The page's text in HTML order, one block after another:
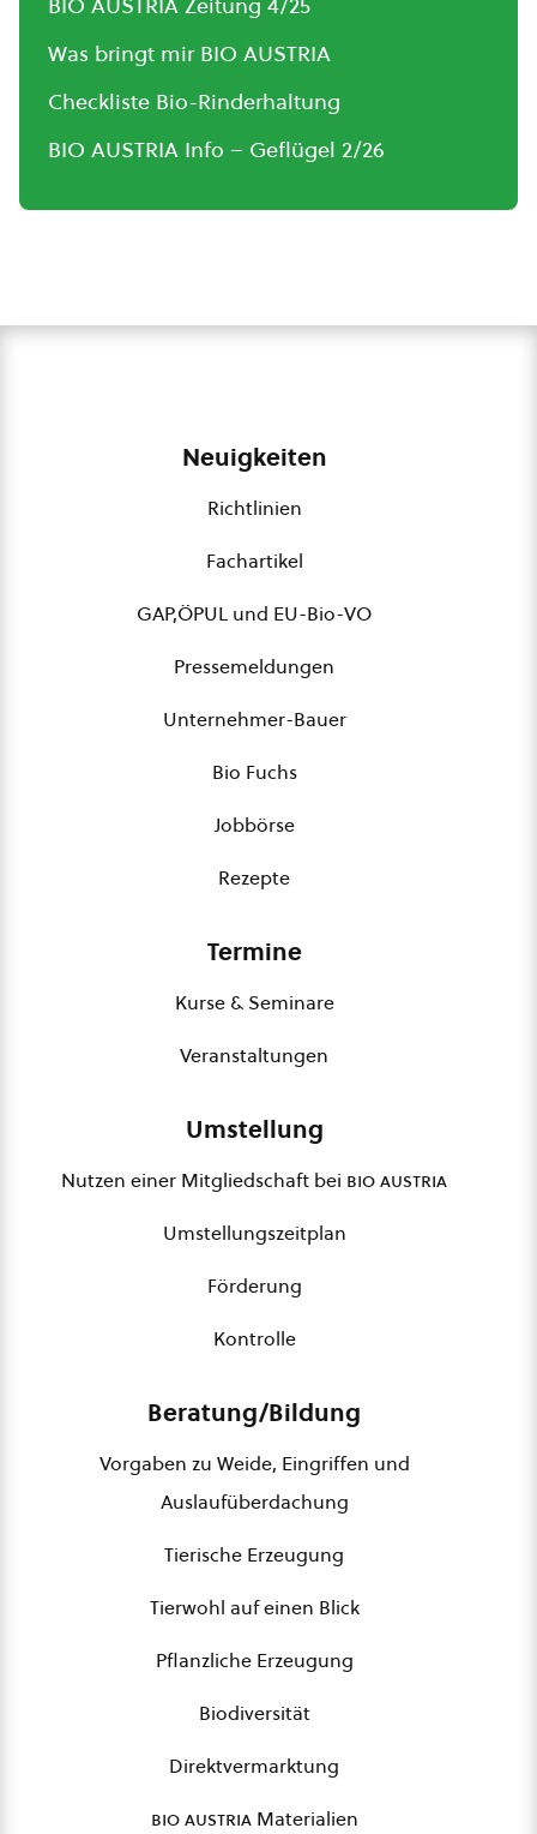
Was bringt mir BIO AUSTRIA
Checkliste Bio-Rinderhaltung
BIO AUSTRIA Info – Geflügel 2/26
Neuigkeiten
Richtlinien
Fachartikel
GAP,ÖPUL und EU-Bio-VO
Pressemeldungen
Unternehmer-Bauer
Bio Fuchs
Jobbörse
Rezepte
Termine
Kurse & Seminare
Veranstaltungen
Umstellung
Nutzen einer Mitgliedschaft bei bio austria
Umstellungszeitplan
Förderung
Kontrolle
Beratung/Bildung
Vorgaben zu Weide, Eingriffen und
Auslaufüberdachung
Tierische Erzeugung
Tierwohl auf einen Blick
Pflanzliche Erzeugung
Biodiversität
Direktvermarktung
bio austriaMaterialien